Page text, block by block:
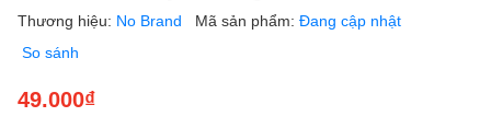
Thương hiệu: No Brand Mã sản phẩm: Đang cập nhật
So sánh
49.000₫